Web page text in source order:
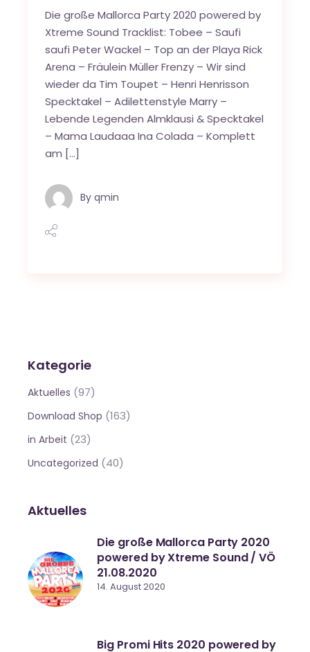
Die große Mallorca Party 2020 powered by
Xtreme Sound Tracklist: Tobee – Saufi
saufi Peter Wackel – Top an der Playa Rick
Arena – Fräulein Müller Frenzy – Wir sind
wieder da Tim Toupet – Henri Henrisson
Specktakel – Adilettenstyle Marry –
Lebende Legenden Almklausi & Specktakel
– Mama Laudaaa Ina Colada – Komplett
am […]
By qmin
Kategorie
Aktuelles (97)
Download Shop (163)
in Arbeit (23)
Uncategorized (40)
Aktuelles
Die große Mallorca Party 2020
powered by Xtreme Sound / VÖ
21.08.2020
14. August 2020
Big Promi Hits 2020 powered by